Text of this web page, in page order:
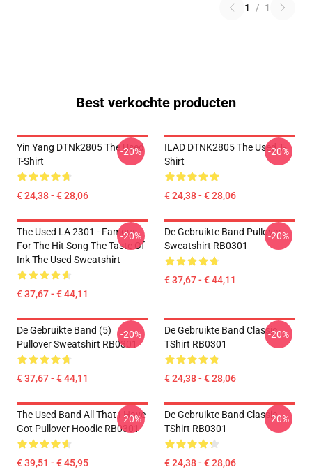
1 / 1
Best verkochte producten
Yin Yang DTNk2805 The Used
T-Shirt
€ 24,38 - € 28,06
-20%
ILAD DTNK2805 The Used T-
Shirt
€ 24,38 - € 28,06
-20%
The Used LA 2301 - Famous
For The Hit Song The Taste Of
Ink The Used Sweatshirt
€ 37,67 - € 44,11
-20%
De Gebruikte Band Pullover
Sweatshirt RB0301
€ 37,67 - € 44,11
-20%
De Gebruikte Band (5)
Pullover Sweatshirt RB0301
€ 37,67 - € 44,11
-20%
De Gebruikte Band Classic
TShirt RB0301
€ 24,38 - € 28,06
-20%
The Used Band All That I Have
Got Pullover Hoodie RB0301
€ 39,51 - € 45,95
-20%
De Gebruikte Band Classic
TShirt RB0301
€ 24,38 - € 28,06
-20%